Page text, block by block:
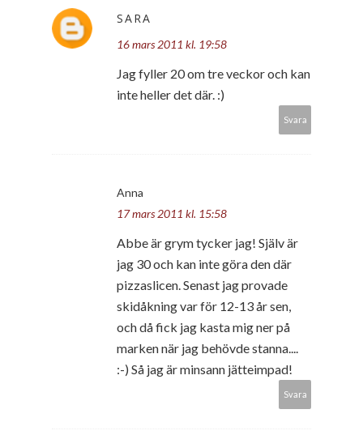
SARA
16 mars 2011 kl. 19:58
Jag fyller 20 om tre veckor och kan
inte heller det där. :)
Svara
Anna
17 mars 2011 kl. 15:58
Abbe är grym tycker jag! Själv är
jag 30 och kan inte göra den där
pizzaslicen. Senast jag provade
skidåkning var för 12-13 år sen,
och då fick jag kasta mig ner på
marken när jag behövde stanna....
:-) Så jag är minsann jätteimpad!
Svara